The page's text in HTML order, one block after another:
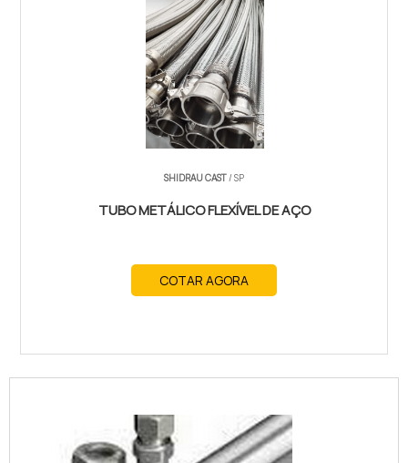
SHIDRAU CAST/ SP
TUBO METÁLICO FLEXÍVEL DE AÇO
COTAR AGORA